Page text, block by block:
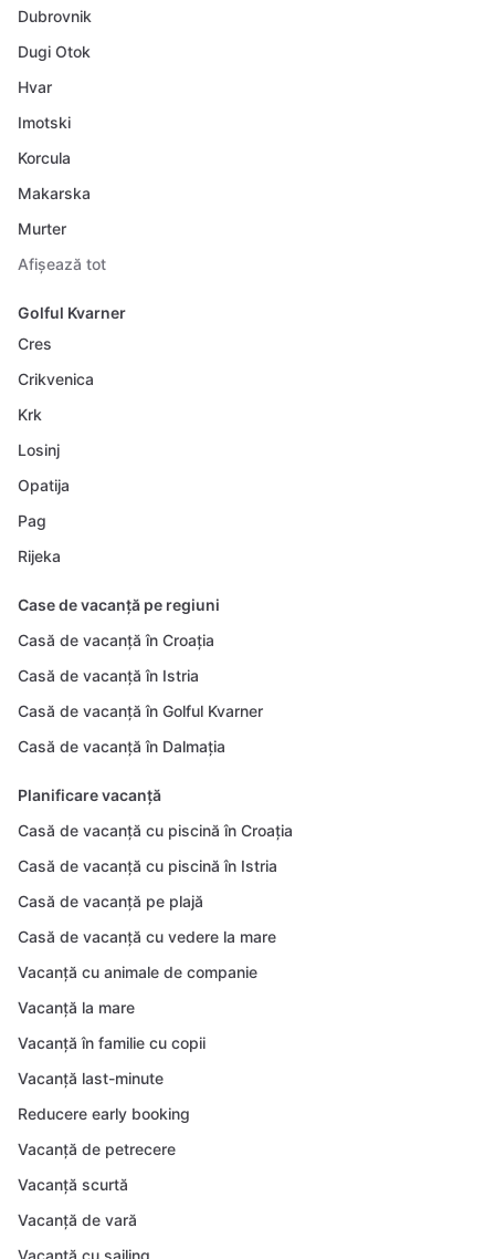
Dubrovnik
Dugi Otok
Hvar
Imotski
Korcula
Makarska
Murter
Afișează tot
Golful Kvarner
Cres
Crikvenica
Krk
Losinj
Opatija
Pag
Rijeka
Case de vacanță pe regiuni
Casă de vacanță în Croația
Casă de vacanță în Istria
Casă de vacanță în Golful Kvarner
Casă de vacanță în Dalmația
Planificare vacanță
Casă de vacanță cu piscină în Croația
Casă de vacanță cu piscină în Istria
Casă de vacanță pe plajă
Casă de vacanță cu vedere la mare
Vacanță cu animale de companie
Vacanță la mare
Vacanță în familie cu copii
Vacanță last-minute
Reducere early booking
Vacanță de petrecere
Vacanță scurtă
Vacanță de vară
Vacanță cu sailing